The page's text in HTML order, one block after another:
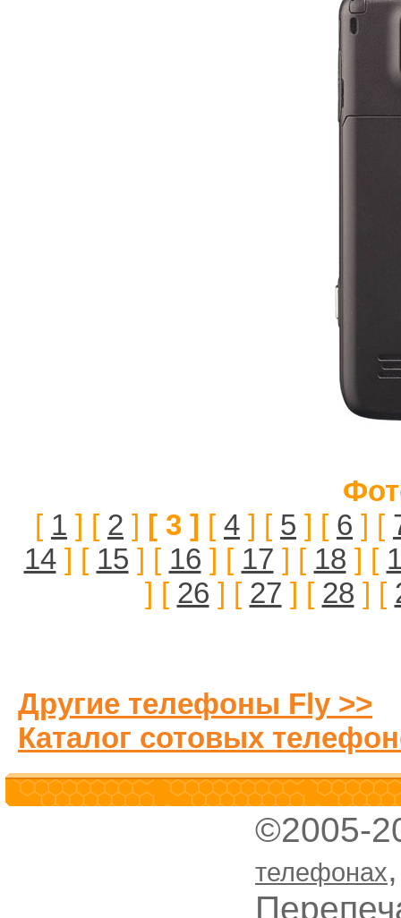
[ 1 ] [ 2 ] [ 3 ] [ 4 ] [ 5 ] [ 6 ] [
14] [ 15 ] [ 16 ] [ 17 ] [ 18 ] [
] [ 26 ] [ 27 ] [ 28 ] [
Другие телефоны Fly >>
Каталог сотовых
©2005-
телефонах